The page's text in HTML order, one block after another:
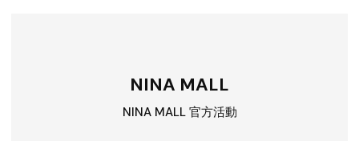
NINA MALL
NINA MALL 官方活動